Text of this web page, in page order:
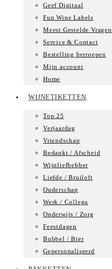
Geef Digitaal
Fun Wine Labels
Meest Gestelde Vragen
Service & Contact
Bestelling herroepen
Mijn account
Home
WIJNETIKETTEN
Top 25
Verjaardag
Vriendschap
Bedankt / Afscheid
Wijnliefhebber
Liefde / Bruiloft
Ouderschap
Werk / Collega
Onderwijs / Zorg
Feestdagen
Bubbel / Bier
Gepersonaliseerd